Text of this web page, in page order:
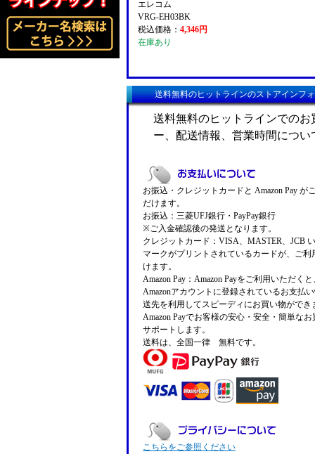
エレコム
VRG-EH03BK
税込価格： 4,346円
在庫あり
送料無料のヒットラインのストアインフ
送料無料のヒットラインでの
ー、配送情報、営業時間につ
お振込・クレジットカードと Amazon Pay が
だけます。
お振込：三菱UFJ銀行・PayPay銀行
※ご入金確認後の発送となります。
クレジットカード：VISA、MASTER、JCB
マークがプリントされているカードが、ご利
けます。
Amazon Pay：Amazon Payをご利用いただく
Amazonアカウントに登録されているお支払
送先を利用してスピーディにお買い物ができ
Amazon Payでお客様の安心・安全・簡単な
サポートします。
送料は、全国一律 無料です。
こちらをご参照ください